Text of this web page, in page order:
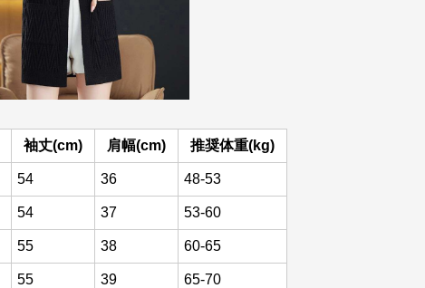
袖丈(cm) 肩幅(cm) 推奨体重(kg)
54 36 48-53
54 37 53-60
55 38 60-65
55 39 65-70